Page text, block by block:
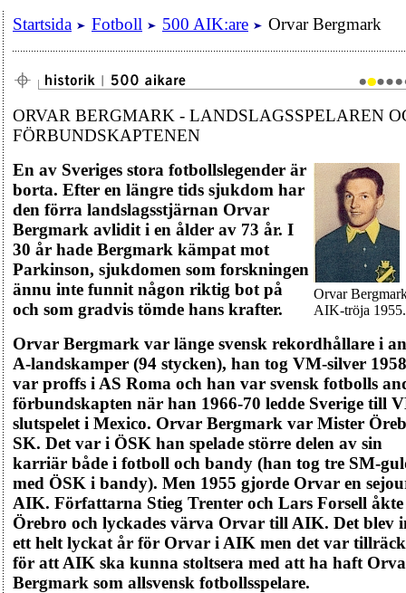
Startsida Fotboll 500 AIK:are Orvar Bergmark
ORVAR BERGMARK - LANDSLAGSSPELAREN
FÖRBUNDSKAPTENEN
Orvar
AIK-tröja 1955.
En av Sveriges stora fotbollslegender är
borta. Efter en längre tids sjukdom har
den förra landslagsstjärnan Orvar
Bergmark avlidit i en ålder av 73 år. I
30 år hade Bergmark kämpat mot
Parkinson, sjukdomen som forskningen
ännu inte funnit någon riktig bot på
och som gradvis tömde hans krafter.
Orvar Bergmark var länge svensk rekordhållare i
A-landskamper (94 stycken), han tog VM-silver
var proffs i AS Roma och han var svensk fotbolls
förbundskapten när han 1966-70 ledde Sverige till
slutspelet i Mexico. Orvar Bergmark var Mister
SK. Det var i ÖSK han spelade större delen av sin
karriär både i fotboll och bandy (han tog tre SM-
med ÖSK i bandy). Men 1955 gjorde Orvar en
AIK. Författarna Stieg Trenter och Lars Forsell
Örebro och lyckades värva Orvar till AIK. Det blev
ett helt lyckat år för Orvar i AIK men det var
för att AIK ska kunna stoltsera med att ha haft
Bergmark som allsvensk fotbollsspelare.